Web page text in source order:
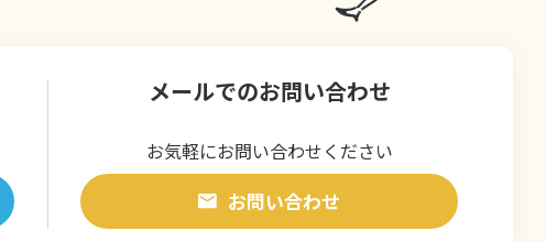
メールでのお問い合わせ
お気軽にお問い合わせください
お問い合わせ